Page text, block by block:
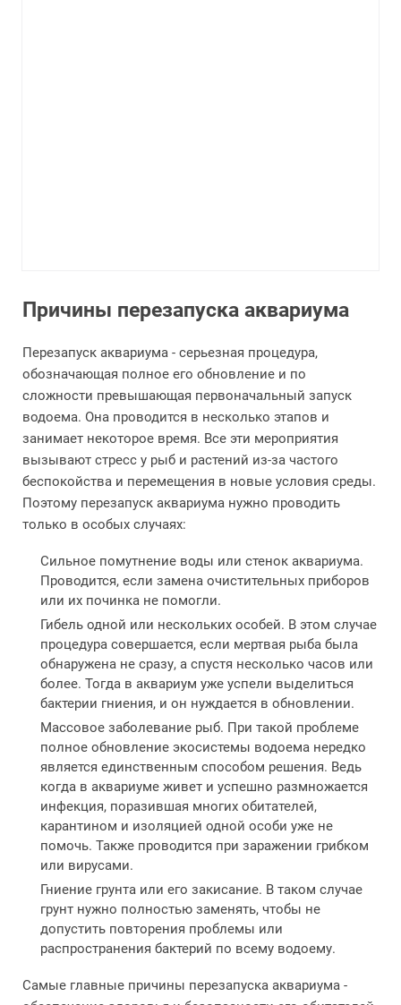
Причины перезапуска аквариума
Перезапуск аквариума - серьезная процедура,
обозначающая полное его обновление и по
сложности превышающая первоначальный запуск
водоема. Она проводится в несколько этапов и
занимает некоторое время. Все эти мероприятия
вызывают стресс у рыб и растений из-за частого
беспокойства и перемещения в новые условия среды.
Поэтому перезапуск аквариума нужно проводить
только в особых случаях:
Сильное помутнение воды или стенок аквариума.
Проводится, если замена очистительных приборов
или их починка не помогли.
Гибель одной или нескольких особей. В этом случае
процедура совершается, если мертвая рыба была
обнаружена не сразу, а спустя несколько часов или
более. Тогда в аквариум уже успели выделиться
бактерии гниения, и он нуждается в обновлении.
Массовое заболевание рыб. При такой проблеме
полное обновление экосистемы водоема нередко
является единственным способом решения. Ведь
когда в аквариуме живет и успешно размножается
инфекция, поразившая многих обитателей,
карантином и изоляцией одной особи уже не
помочь. Также проводится при заражении грибком
или вирусами.
Гниение грунта или его закисание. В таком случае
грунт нужно полностью заменять, чтобы не
допустить повторения проблемы или
распространения бактерий по всему водоему.
Самые главные причины перезапуска аквариума -